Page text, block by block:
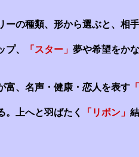
の種類、形から選ぶと、相
、 「スター」 夢や希望をか
富、名声・健康・恋人を表す
。上へと羽ばたく 「リボン」